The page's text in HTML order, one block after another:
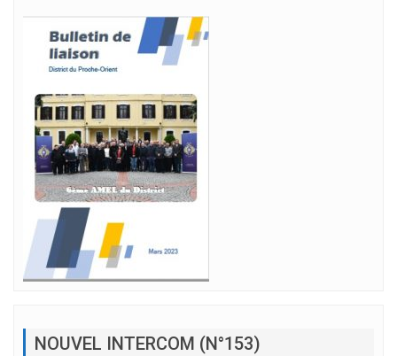
NOUVEL INTERCOM (N°153)